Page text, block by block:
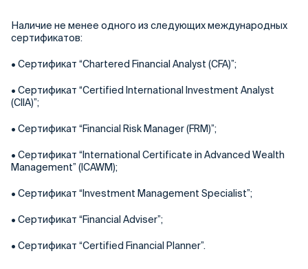
Наличие не менее одного из следующих международных
сертификатов:
• Сертификат “Chartered Financial Analyst (CFA)”;
• Сертификат “Certified International Investment Analyst
(CIIA)”;
• Сертификат “Financial Risk Manager (FRM)”;
• Сертификат “International Certificate in Advanced Wealth
Management” (ICAWM);
• Сертификат “Investment Management Specialist”;
• Сертификат “Financial Adviser”;
• Сертификат “Certified Financial Planner”.